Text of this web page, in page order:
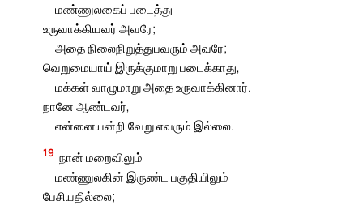
மண்ணுலகைப் படைத்து
உருவாக்கியவர் அவரே;
அதை நிலைநிறுத்துபவரும் அவரே;
வெறுமையாய் இருக்குமாறு படைக்காது,
மக்கள் வாழுமாறு அதை உருவாக்கினார்.
நானே ஆண்டவர்,
என்னையன்றி வேறு எவரும் இல்லை.
19 நான் மறைவிலும்
மண்ணுலகின் இருண்ட பகுதியிலும்
பேசியதில்லை;